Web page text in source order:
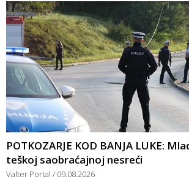
POTKOZARJE KOD BANJA LUKE:
teškoj saobraćajnoj nesreći
Valter Portal 09.08.2026